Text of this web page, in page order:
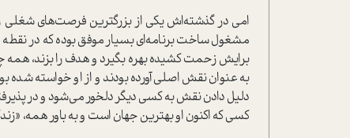
امی در گذشته‌اش یکی از بزرگترین فرصت‌های
مشغول ساخت برنامه‌ای بسیار موفق بوده که در
برایش زحمت کشیده بهره بگیرد و هدف را بزند، همه
به عنوان نقش اصلی آورده بودند و از او خواسته شده
دلیل دادن نقش به کسی دیگر دلخور می‌شود و در
کسی که اکنون او بهترین جهان است و به باور همه،